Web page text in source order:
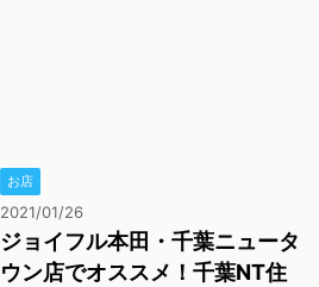
お店
2021/01/26
ジョイフル本田・千葉ニュータ
ウン店でオススメ！千葉NT住